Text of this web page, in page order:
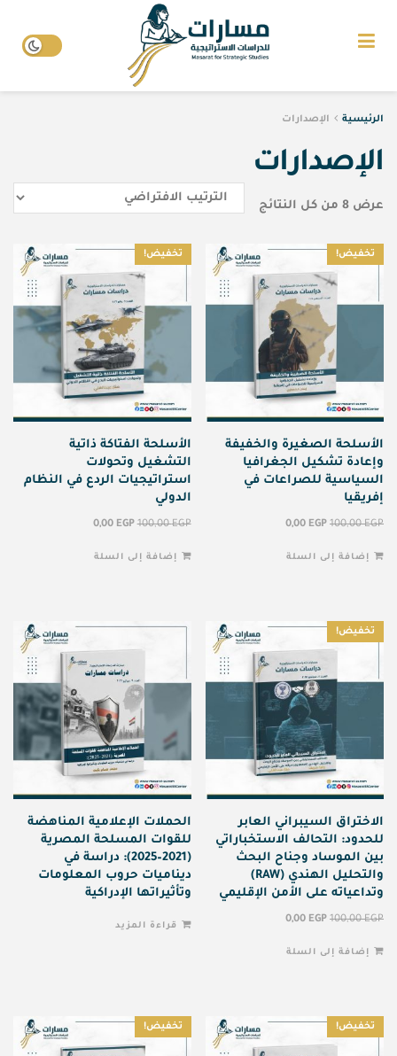
الرئيسية الإصدارات
الإصدارات
عرض ⁦8⁩ من كل النتائج
تخفيض!
الأسلحة الصغيرة والخفيفة
وإعادة تشكيل الجغرافيا
السياسية للصراعات في
إفريقيا
100,00EGP
0,00 EGP
إضافة إلى السلة
تخفيض!
الأسلحة الفتاكة ذاتية
التشغيل وتحولات
استراتيجيات الردع في النظام
الدولي
100,00EGP
0,00 EGP
إضافة إلى السلة
تخفيض!
الاختراق السيبراني العابر
للحدود: التحالف الاستخباراتي
بين الموساد وجناح البحث
والتحليل الهندي (RAW)
وتداعياته على الأمن الإقليمي
100,00EGP
0,00 EGP
إضافة إلى السلة
الحملات الإعلامية المناهضة
للقوات المسلحة المصرية
(2021–2025): دراسة في
ديناميات حروب المعلومات
وتأثيراتها الإدراكية
قراءة المزيد
تخفيض! تخفيض!